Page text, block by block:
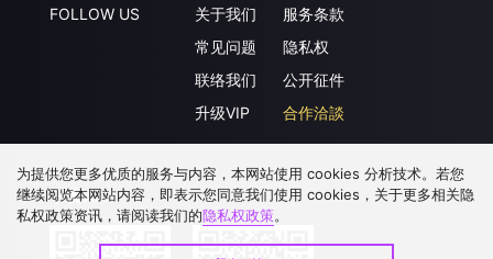
FOLLOW US
关于我们
常见问题
联络我们
升级VIP
服务条款
隐私权
公开征件
合作洽談
下载 APP
为提供您更多优质的服务与内容，本网站使用 cookies 分析技术。若您
继续阅览本网站内容，即表示您同意我们使用 cookies，关于更多相关隐
私权政策资讯，请阅读我们的隐私权政策。